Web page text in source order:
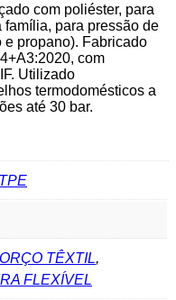
com poliéster, para
para pressão de
e propano). Fabricado
com
Utilizado
termodomésticos a
até 30 bar.
TPE
TÊXTIL,
FLEXÍVEL